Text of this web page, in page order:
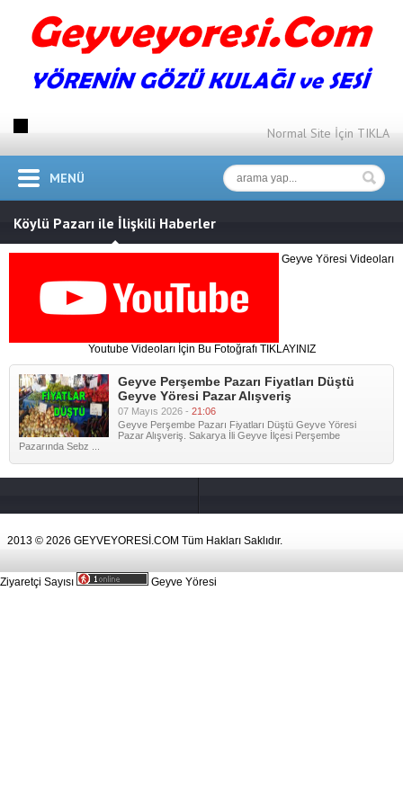
Normal Site İçin TIKLA
MENÜ
Köylü Pazarı ile İlişkili Haberler
Geyve Yöresi Videoları
Youtube Videoları İçin Bu Fotoğrafı TIKLAYINIZ
Geyve Perşembe Pazarı Fiyatları Düştü
Geyve Yöresi Pazar Alışveriş
07 Mayıs 2026 - 21:06
Geyve Perşembe Pazarı Fiyatları Düştü Geyve Yöresi
Pazar Alışveriş. Sakarya İli Geyve İlçesi Perşembe
Pazarında Sebz ...
2013 © 2026 GEYVEYORESİ.COM Tüm Hakları Saklıdır.
Ziyaretçi Sayısı Geyve Yöresi